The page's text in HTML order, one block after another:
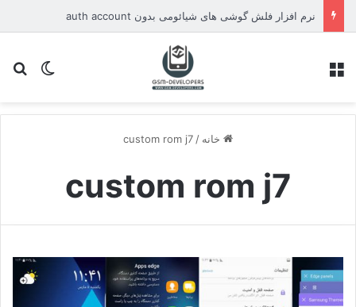
نرم افزار فلش گوشی های شیائومی بدون auth account
تغییر
خانه /
custom rom j7
custom rom j7